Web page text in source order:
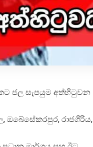
ජල සැපයුම අත්හිටුවන
රාජගිරිය,